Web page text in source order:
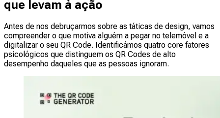
que levam à ação
Antes de nos debruçarmos sobre as táticas de design, vamos
compreender o que motiva alguém a pegar no telemóvel e a
digitalizar o seu QR Code. Identificámos quatro core fatores
psicológicos que distinguem os QR Codes de alto
desempenho daqueles que as pessoas ignoram.